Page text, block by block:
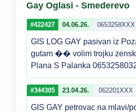
Gay Oglasi - Smederevo
#422427 04.06.26. 0653258XXX
GIS LOG GAY pasivan iz
gutam �� volim trojku
Plana S Palanka
#344305 23.04.26. 062201XXX
GIS GAY petrovac na mlavi/